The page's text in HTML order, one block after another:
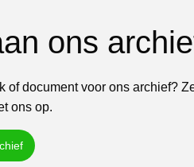
ons
document voor ons archief?
ons op.